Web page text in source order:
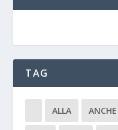
TAG
ALLA ANCHE